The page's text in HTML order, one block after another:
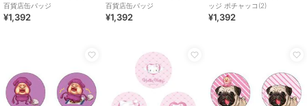
百貨店缶バッジ
¥1,392
百貨店缶バッジ
¥1,392
ッジ ポチャッコ(2)
¥1,392